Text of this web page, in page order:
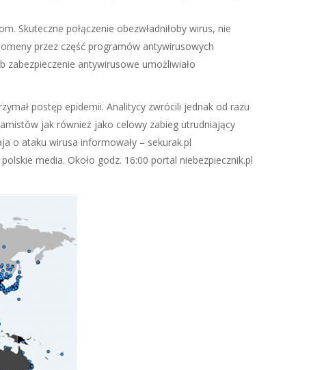
Skuteczne połączenie obezwładniłoby wirus, nie
przez część programów antywirusowych
zabezpieczenie antywirusowe umożliwiało
postęp epidemii. Analitycy zwrócili jednak od razu
jak również jako celowy zabieg utrudniający
o ataku wirusa informowały – sekurak.pl
media. Około godz. 16:00 portal niebezpiecznik.pl